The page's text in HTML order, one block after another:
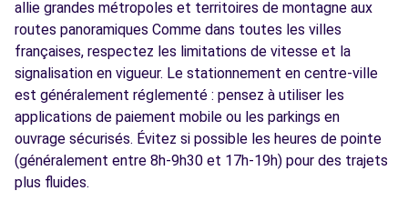
allie grandes métropoles et territoires de montagne aux
routes panoramiques Comme dans toutes les villes
françaises, respectez les limitations de vitesse et la
signalisation en vigueur. Le stationnement en centre-ville
est généralement réglementé : pensez à utiliser les
applications de paiement mobile ou les parkings en
ouvrage sécurisés. Évitez si possible les heures de pointe
(généralement entre 8h-9h30 et 17h-19h) pour des trajets
plus fluides.